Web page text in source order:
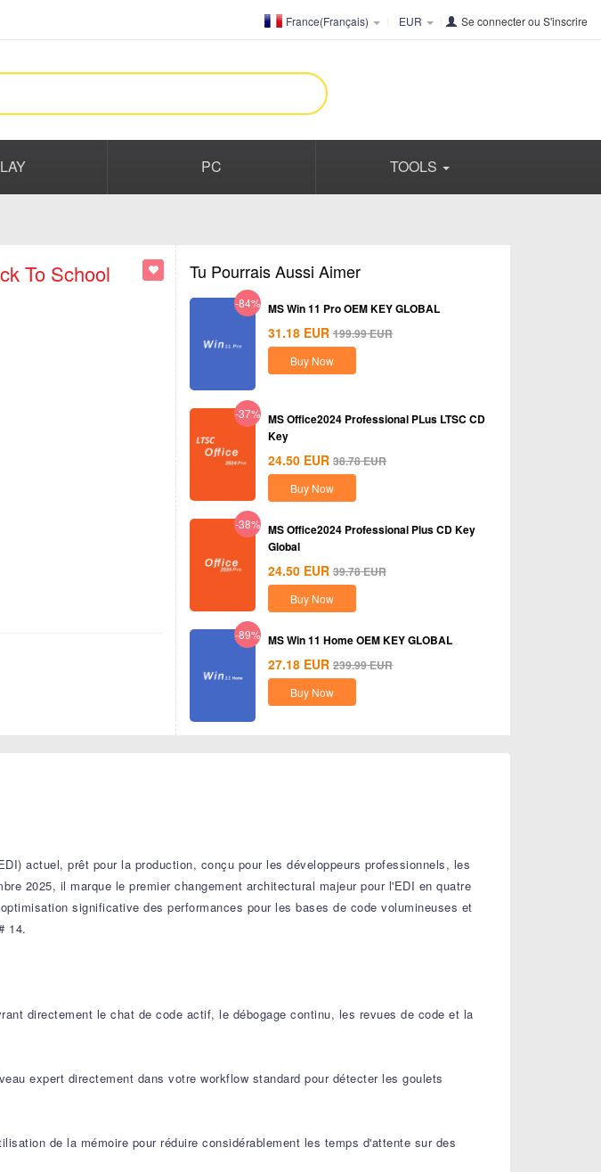
France(Français) EUR Se connecterou S'inscrire
PC TOOLS
To School
Tu Pourrais Aussi Aimer
-84% MS Win 11 Pro OEM KEY GLOBAL
31.18 EUR 199.99EUR
Buy Now
-37% MS Office2024 Professional PLus LTSC CD
Key
24.50 EUR 38.78EUR
Buy Now
-38% MS Office2024 Professional Plus CD Key
Global
24.50 EUR 39.78EUR
Buy Now
-89% MS Win 11 Home OEM KEY GLOBAL
27.18 EUR 239.99EUR
Buy Now
actuel, prêt pour la production, conçu pour les développeurs professionnels, les
2025, il marque le premier changement architectural majeur pour l'EDI en quatre
significative des performances pour les bases de code volumineuses et
14.
directement le chat de code actif, le débogage continu, les revues de code et la
expert directement dans votre workflow standard pour détecter les goulets
de la mémoire pour réduire considérablement les temps d'attente sur des